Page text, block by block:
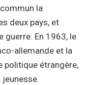
la
deux pays, et
guerre. En 1963, le
allemande et la
politique étrangère,
jeunesse.